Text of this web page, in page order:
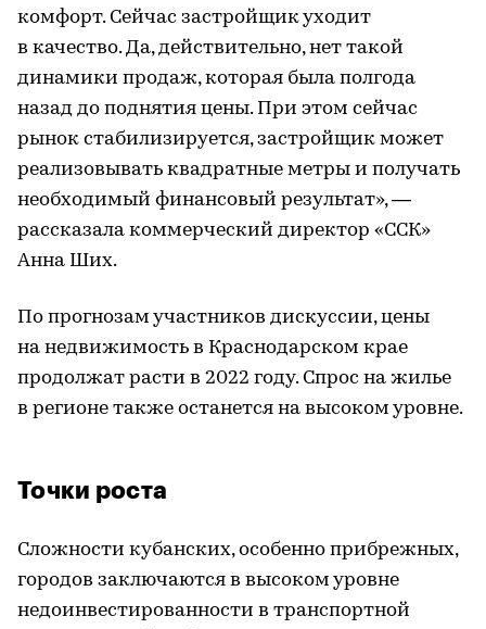
комфорт. Сейчас застройщик уходит
в качество. Да, действительно, нет такой
динамики продаж, которая была полгода
назад до поднятия цены. При этом сейчас
рынок стабилизируется, застройщик может
реализовывать квадратные метры и получать
необходимый финансовый результат», —
рассказала коммерческий директор «ССК»
Анна Ших.
По прогнозам участников дискуссии, цены
на недвижимость в Краснодарском крае
продолжат расти в 2022 году. Спрос на жилье
в регионе также останется на высоком уровне.
Точки роста
Сложности кубанских, особенно прибрежных,
городов заключаются в высоком уровне
недоинвестированности в транспортной